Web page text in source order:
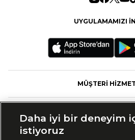
UYGULAMAMIZI
MÜŞTERİ
Daha iyi bir deneyim
istiyoruz